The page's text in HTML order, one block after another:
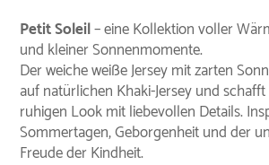
Petit Soleil– eine Kollektion voller
und kleiner Sonnenmomente.
Der weiche weiße Jersey mit zarten
auf natürlichen Khaki-Jersey und
ruhigen Look mit liebevollen Details.
Sommertagen, Geborgenheit und der
Freude der Kindheit.